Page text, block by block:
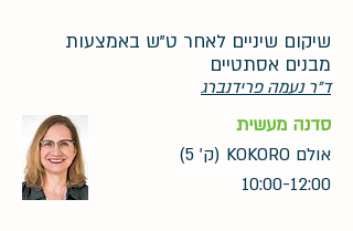
שיקום שיניים לאחר ט"ש באמצעות
מבנים אסתטיים
ד"ר נעמה פרידנברג
סדנה מעשית
אולם KOKORO (ק' 5)
10:00-12:00